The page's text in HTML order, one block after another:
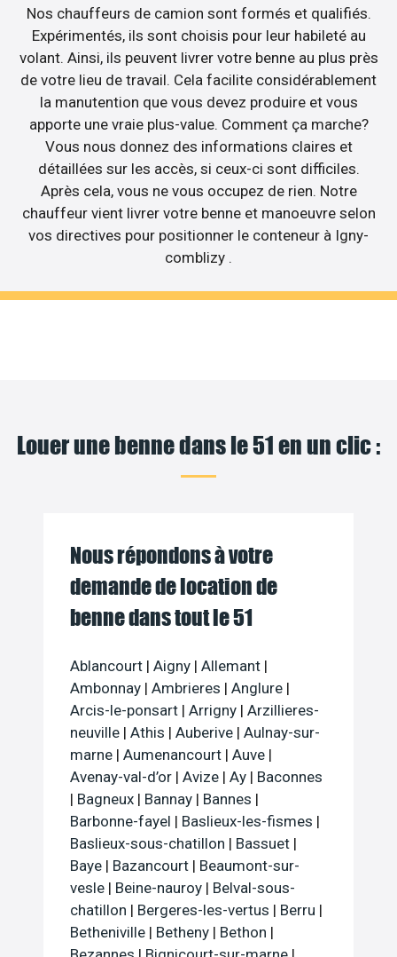
Nos chauffeurs de camion sont formés et qualifiés.
Expérimentés, ils sont choisis pour leur habileté au
volant. Ainsi, ils peuvent livrer votre benne au plus près
de votre lieu de travail. Cela facilite considérablement
la manutention que vous devez produire et vous
apporte une vraie plus-value. Comment ça marche?
Vous nous donnez des informations claires et
détaillées sur les accès, si ceux-ci sont difficiles.
Après cela, vous ne vous occupez de rien. Notre
chauffeur vient livrer votre benne et manoeuvre selon
vos directives pour positionner le conteneur à Igny-
comblizy .
Louer une benne dans le 51 en un clic :
Nous répondons à votre
demande de location de
benne dans tout le 51
Ablancourt | Aigny | Allemant |
Ambonnay | Ambrieres | Anglure |
Arcis-le-ponsart | Arrigny | Arzillieres-
neuville | Athis | Auberive | Aulnay-sur-
marne | Aumenancourt | Auve |
Avenay-val-d’or | Avize | Ay | Baconnes
| Bagneux | Bannay | Bannes |
Barbonne-fayel | Baslieux-les-fismes |
Baslieux-sous-chatillon | Bassuet |
Baye | Bazancourt | Beaumont-sur-
vesle | Beine-nauroy | Belval-sous-
chatillon | Bergeres-les-vertus | Berru |
Betheniville | Betheny | Bethon |